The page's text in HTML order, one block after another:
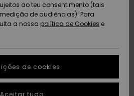
de
de
ao teu consentimento (tais
de audiências). Para
a nossa política de Cookies e
de cookies
Aceitar tudo